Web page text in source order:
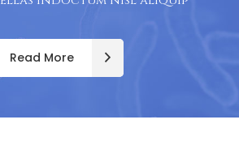
Read More